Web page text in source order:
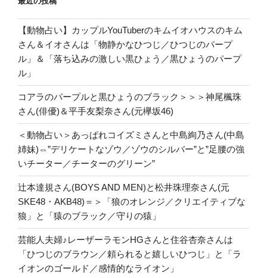
【動物占い】カップルYouTuberのキムイオハウスのキム
さん＆イオさんは「物静かなひつじ／ひつじのパープ
ル」＆「落ち込みの激しい黒ひょう／黒ひょうのパープ
ル」
コアラのパープルと黒ひょうのブラック＞＞＞神尾楓珠
さん(俳優)＆平手友梨奈さん(元欅坂46)
＜動物占い＞あっぱれコイズミさんと中島絢乃さん(中島
姉妹)⇔”デリケートなゾウ／ゾウのシルバー”と”足腰の強
いチーター／チーターのグリーン”
辻本達規さん(BOYS AND MEN)と松井珠理奈さん(元
SKE48・AKB48)＝＞「狼のオレンジ／クリエイティブな
狼」と「猿のブラック／守りの猿」
芸能人夫婦♪レーザーラモンHGさんと住谷杏奈さんは
「ひつじのブラウン／頼られると嬉しいひつじ」と「ラ
イオンのゴールド／感情的なライオン」